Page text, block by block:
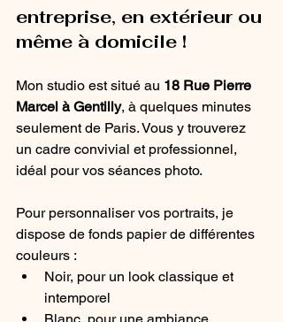
entreprise, en extérieur ou
même à domicile !
Mon studio est situé au 18 Rue Pierre
Marcel à Gentilly, à quelques minutes
seulement de Paris. Vous y trouverez
un cadre convivial et professionnel,
idéal pour vos séances photo.
Pour personnaliser vos portraits, je
dispose de fonds papier de différentes
couleurs :
Noir, pour un look classique et
intemporel